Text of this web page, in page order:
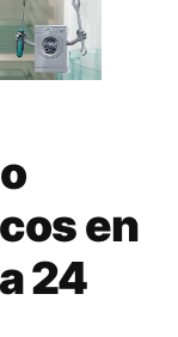
en
24